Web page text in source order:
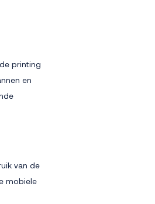
printing
en
van de
mobiele